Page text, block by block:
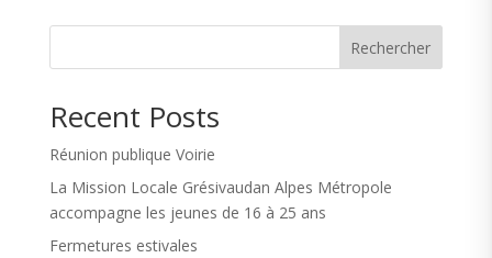
Rechercher
Recent Posts
Réunion publique Voirie
La Mission Locale Grésivaudan Alpes Métropole
accompagne les jeunes de 16 à 25 ans
Fermetures estivales